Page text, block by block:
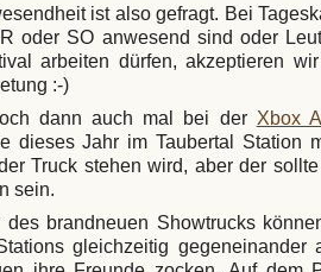
ist also gefragt. Bei
oder SO anwesend sind oder
arbeiten dürfen, akzeptieren
:-)
dann auch mal bei der Xbox
dieses Jahr im Taubertal Station
Truck stehen wird, aber der
sein.
des brandneuen Showtrucks
gleichzeitig gegeneinander